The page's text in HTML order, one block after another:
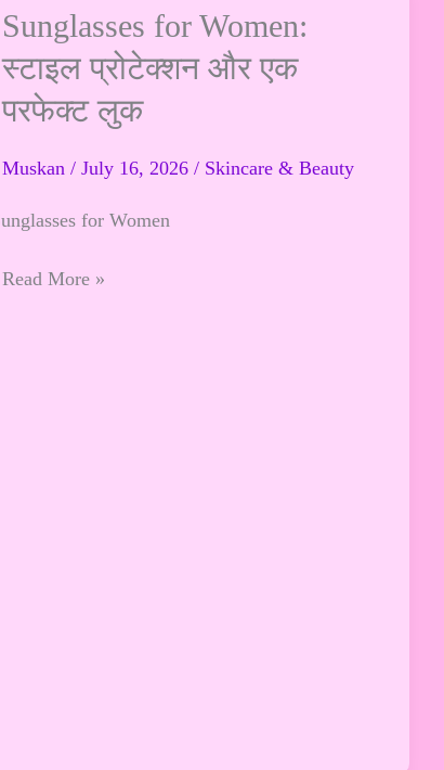
Sunglasses for Women:
स्टाइल प्रोटेक्शन और एक
परफेक्ट लुक
Muskan/July 16, 2026/ Skincare & Beauty
Sunglasses
Women:
स्टाइल
और
परफेक्ट
Read More »